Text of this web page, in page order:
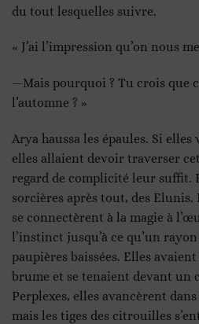
du tout lesquelles suivre.
« J’ai l’impression qu’on nous
—Mais pourquoi ? Tu crois que
l’automne ? »
Arya haussa les épaules. Si
elles allaient devoir traverser
regard de complicité leur suffit.
sorcières après tout, des Elunis.
se connectèrent à la magie à
l’instinct jusqu’à ce qu’un
paupières baissées. Elles
brume et se tenaient devant un
Perplexes, elles avancèrent
mais les tiges des citrouilles